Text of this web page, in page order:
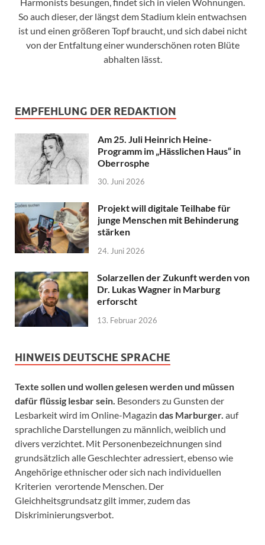
So auch dieser, der längst dem Stadium klein entwachsen
ist und einen größeren Topf braucht, und sich dabei nicht
von der Entfaltung einer wunderschönen roten Blüte
abhalten lässt.
EMPFEHLUNG DER REDAKTION
Am 25. Juli Heinrich Heine-
Programm im „Hässlichen Haus“ in
Oberrosphe
30. Juni 2026
Projekt will digitale Teilhabe für
junge Menschen mit Behinderung
stärken
24. Juni 2026
Solarzellen der Zukunft werden von
Dr. Lukas Wagner in Marburg
erforscht
13. Februar 2026
HINWEIS DEUTSCHE SPRACHE
Texte sollen und wollen gelesen werden und müssen
dafür flüssig lesbar sein. Besonders zu Gunsten der
Lesbarkeit wird im Online-Magazin das Marburger. auf
sprachliche Darstellungen zu männlich, weiblich und
divers verzichtet. Mit Personenbezeichnungen sind
grundsätzlich alle Geschlechter adressiert, ebenso wie
Angehörige ethnischer oder sich nach individuellen
Kriterien verortende Menschen. Der
Gleichheitsgrundsatz gilt immer, zudem das
Diskriminierungsverbot.